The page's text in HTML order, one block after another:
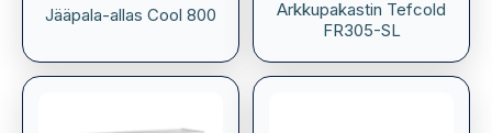
Jääpala-allas Cool 800
Arkkupakastin Tefcold
FR305-SL